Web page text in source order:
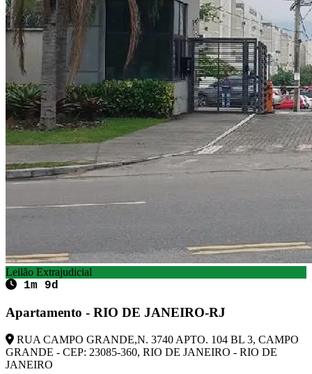
Leilão Extrajudicial
1m 9d
Apartamento - RIO DE JANEIRO-RJ
RUA CAMPO GRANDE,N. 3740 APTO. 104 BL 3, CAMPO
GRANDE - CEP: 23085-360, RIO DE JANEIRO - RIO DE
JANEIRO